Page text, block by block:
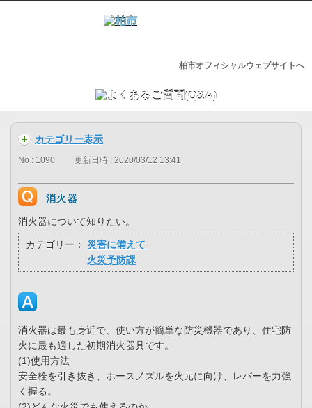
柏市オフィシャルウェブサイトへ
カテゴリー表示
No : 1090 更新日時 : 2020/03/12 13:41
消火器
消火器について知りたい。
カテゴリー：
災害に備えて
火災予防課
消火器は最も身近で、使い方が簡単な防災機器であり、住宅防
火に最も適した初期消火器具です。
(1)使用方法
安全栓を引き抜き、ホースノズルを火元に向け、レバーを力強
く握る。